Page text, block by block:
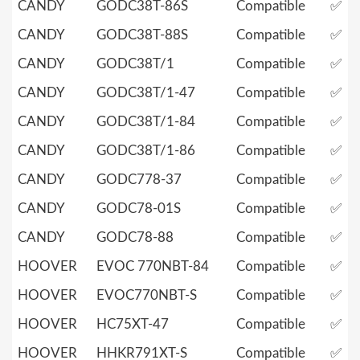
CANDY GODC38T-86S Compatible ✅
CANDY GODC38T-88S Compatible ✅
CANDY GODC38T/1 Compatible ✅
CANDY GODC38T/1-47 Compatible ✅
CANDY GODC38T/1-84 Compatible ✅
CANDY GODC38T/1-86 Compatible ✅
CANDY GODC778-37 Compatible ✅
CANDY GODC78-01S Compatible ✅
CANDY GODC78-88 Compatible ✅
HOOVER EVOC 770NBT-84 Compatible ✅
HOOVER EVOC770NBT-S Compatible ✅
HOOVER HC75XT-47 Compatible ✅
HOOVER HHKR791XT-S Compatible ✅